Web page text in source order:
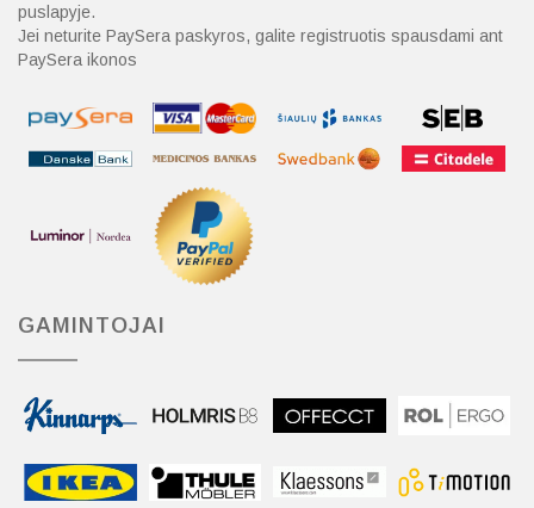
puslapyje.
Jei neturite PaySera paskyros, galite registruotis spausdami ant
PaySera ikonos
GAMINTOJAI